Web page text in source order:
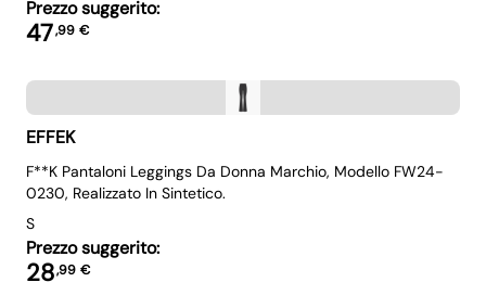
Prezzo suggerito:
47,99 €
EFFEK
F**K Pantaloni Leggings Da Donna Marchio, Modello FW24-
0230, Realizzato In Sintetico.
S
Prezzo suggerito:
28,99 €